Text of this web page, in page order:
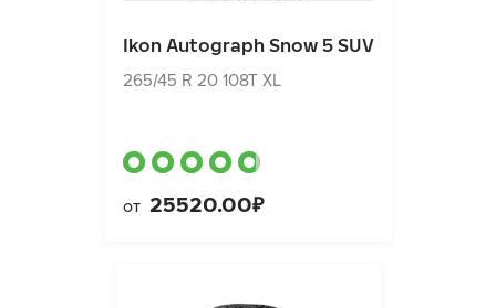
Ikon Autograph Snow 5 SUV
265/45 R 20 108T XL
от 25520.00₽
от25520.00₽